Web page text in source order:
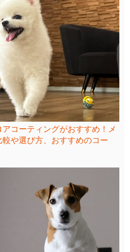
コーティングがおすすめ！メ
や選び方、おすすめのコー